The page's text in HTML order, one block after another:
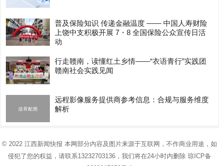
普及保险知识 传递金融温度 —— 中国人寿财险
上饶中支积极开展 7・8 全国保险公众宣传日活
动
行走赣南，读懂红土乡情——“衣语青行”实践团
赣南社会实践见闻
远程影像服务提供商参考信息：合规与服务维度
解析
© 2022 江西新闻快报 本网部分内容及图片来源于互联网，不作商业用途，如
侵犯了您的权益，请联系13232703136，我们将在24小时内删除 琼ICP备